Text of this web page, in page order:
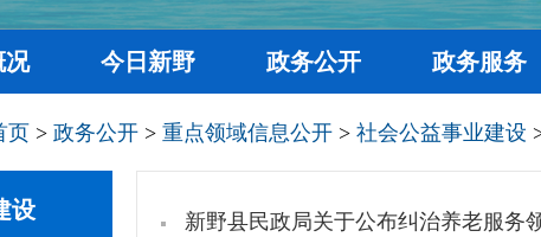
况 今日新野 政务公开 政务服务
页 > 政务公开 > 重点领域信息公开 > 社会公益事业建设
设 新野县民政局关于公布纠治养老服务